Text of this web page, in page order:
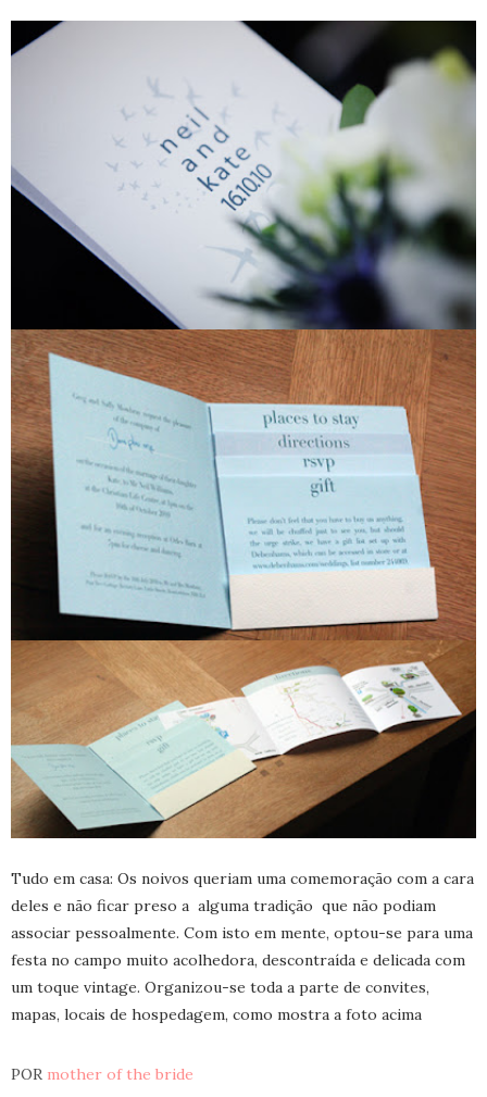
Tudo em casa: Os noivos queriam uma comemoração com a cara
deles e não ficar preso a alguma tradição que não podiam
associar pessoalmente. Com isto em mente, optou-se para uma
festa no campo muito acolhedora, descontraída e delicada com
um toque vintage. Organizou-se toda a parte de convites,
mapas, locais de hospedagem, como mostra a foto acima
POR mother of the bride